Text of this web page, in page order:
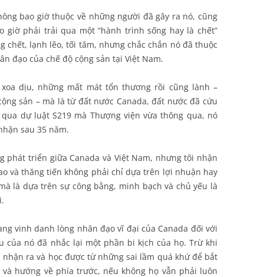
bao giờ thuộc về những người đã gây ra nó, cũng
giờ phải trải qua một “hành trình sống hay là chết”
chết, lạnh lẽo, tối tăm, nhưng chắc chắn nó đã thuộc
đạo của chế độ cộng sản tại Việt Nam.
dịu, những mất mát tổn thương rồi cũng lành –
sản – mà là từ đất nước Canada, đất nước đã cứu
dự luật S219 mà Thượng viện vừa thông qua, nó
sau 35 năm.
phát triển giữa Canada và Việt Nam, nhưng tôi nhận
và thăng tiến không phải chỉ dựa trên lợi nhuận hay
là dựa trên sự công bằng, minh bạch và chủ yếu là
vinh danh lòng nhân đạo vĩ đại của Canada đối với
của nó đã nhắc lại một phần bi kịch của họ. Trừ khi
ra và học được từ những sai lầm quá khứ để bắt
hướng về phía trước, nếu không họ vẫn phải luôn